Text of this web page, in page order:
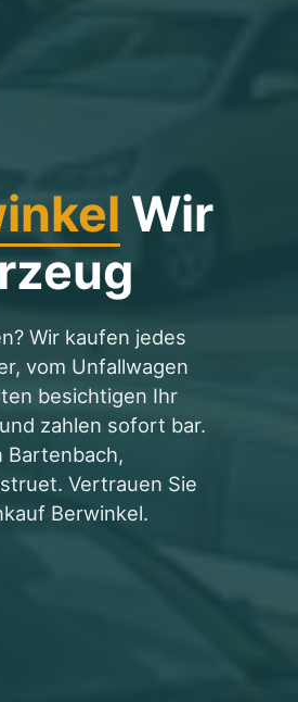
Wir
Wir kaufen jedes
vom Unfallwagen
besichtigen Ihr
zahlen sofort bar.
Bartenbach,
Vertrauen Sie
Berwinkel.